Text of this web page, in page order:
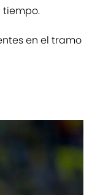
tiempo.
en el tramo